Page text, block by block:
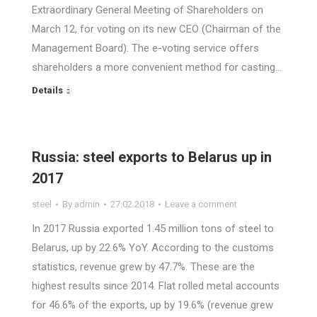
Extraordinary General Meeting of Shareholders on
March 12, for voting on its new CEO (Chairman of the
Management Board). The e-voting service offers
shareholders a more convenient method for casting…
Details
Russia: steel exports to Belarus up in
2017
steel By admin 27.02.2018 Leave a comment
In 2017 Russia exported 1.45 million tons of steel to
Belarus, up by 22.6% YoY. According to the customs
statistics, revenue grew by 47.7%. These are the
highest results since 2014. Flat rolled metal accounts
for 46.6% of the exports, up by 19.6% (revenue grew